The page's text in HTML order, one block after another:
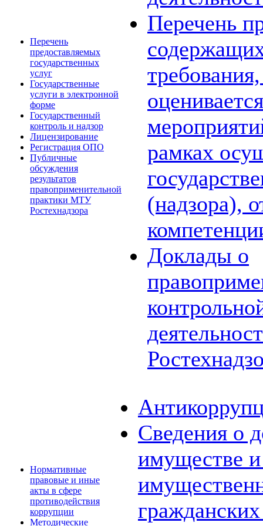
Перечень
предоставляемых
государственных
услуг
Государственные
услуги в электронной
форме
Государственный
контроль и надзор
Лицензирование
Регистрация ОПО
Публичные
обсуждения
результатов
правоприменительной
практики МТУ
Ростехнадзора
Перечень
рамках
(надзора),
Доклады о
Нормативные
правовые и иные
акты в сфере
противодействия
коррупции
Методические
Сведения о
имуществе и